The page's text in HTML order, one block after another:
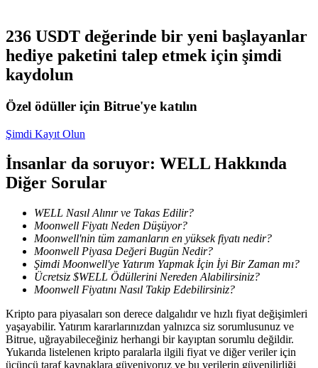
Kopya Tüccarı Olun
Kâr paylaşımı ve kopya ticaret komisyonlarının tadını çıkarın
Bilgi
Ticaret bilgileri vb. dahil olmak üzere büyük veri analizi.
236 USDT değerinde bir yeni başlayanlar
hediye paketini talep etmek için şimdi
kaydolun
Özel ödüller için Bitrue'ye katılın
Şimdi Kayıt Olun
İnsanlar da soruyor: WELL Hakkında
Diğer Sorular
WELL Nasıl Alınır ve Takas Edilir?
Moonwell Fiyatı Neden Düşüyor?
Moonwell'nin tüm zamanların en yüksek fiyatı nedir?
Moonwell Piyasa Değeri Bugün Nedir?
Şimdi Moonwell'ye Yatırım Yapmak İçin İyi Bir Zaman mı?
Ücretsiz $WELL Ödüllerini Nereden Alabilirsiniz?
Moonwell Fiyatını Nasıl Takip Edebilirsiniz?
Kripto para piyasaları son derece dalgalıdır ve hızlı fiyat değişimleri
yaşayabilir. Yatırım kararlarınızdan yalnızca siz sorumlusunuz ve
Bitrue, uğrayabileceğiniz herhangi bir kayıptan sorumlu değildir.
Yukarıda listelenen kripto paralarla ilgili fiyat ve diğer veriler için
üçüncü taraf kaynaklara güveniyoruz ve bu verilerin güvenilirliği